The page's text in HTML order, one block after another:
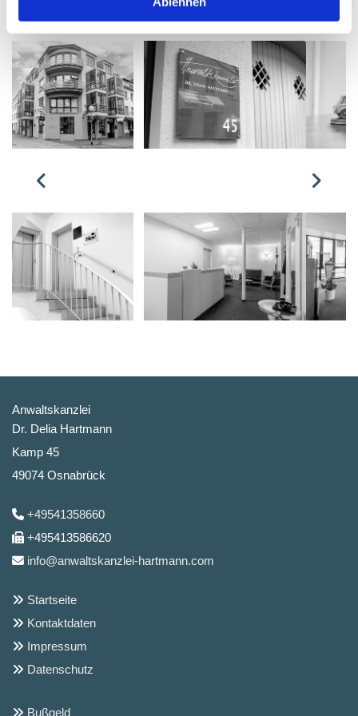
Anwaltskanzlei
Dr. Delia Hartmann
Kamp 45
49074 Osnabrück
 +49541358660
 +495413586620
 info@anwaltskanzlei-hartmann.com
 Startseite
 Kontaktdaten
 Impressum
 Datenschutz
 Bußgeld